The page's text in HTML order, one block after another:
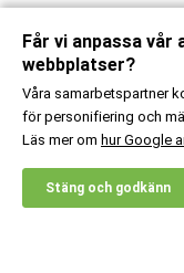
20% RABATT!
X
Får vi anpassa vår
webbplatser?
Våra samarbetspartner
för personifiering och
Läs mer om hur Google
Stäng och godkänn